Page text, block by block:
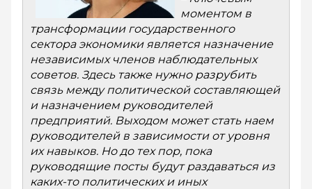
моментом в
трансформации государственного
сектора экономики является назначение
независимых членов наблюдательных
советов. Здесь также нужно разрубить
связь между политической составляющей
и назначением руководителей
предприятий. Выходом может стать наем
руководителей в зависимости от уровня
их навыков. Но до тех пор, пока
руководящие посты будут раздаваться из
каких-то политических и иных